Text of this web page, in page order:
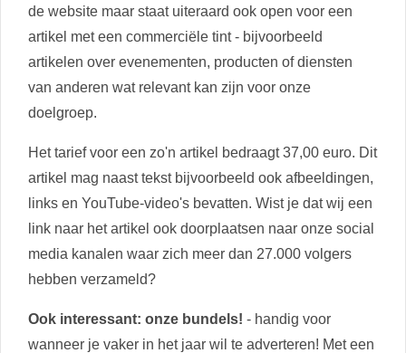
de website maar staat uiteraard ook open voor een
artikel met een commerciële tint - bijvoorbeeld
artikelen over evenementen, producten of diensten
van anderen wat relevant kan zijn voor onze
doelgroep.
Het tarief voor een zo'n artikel bedraagt 37,00 euro. Dit
artikel mag naast tekst bijvoorbeeld ook afbeeldingen,
links en YouTube-video's bevatten. Wist je dat wij een
link naar het artikel ook doorplaatsen naar onze social
media kanalen waar zich meer dan 27.000 volgers
hebben verzameld?
Ook interessant: onze bundels! - handig voor
wanneer je vaker in het jaar wil te adverteren! Met een